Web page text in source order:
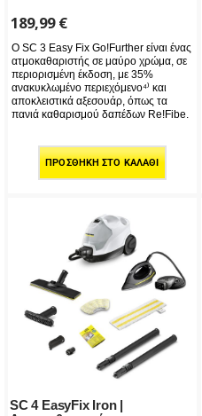
189,99€
Ο SC 3 Easy Fix Go!Further είναι ένας
ατμοκαθαριστής σε μαύρο χρώμα, σε
περιορισμένη έκδοση, με 35%
ανακυκλωμένο περιεχόμενο⁴⁾ και
αποκλειστικά αξεσουάρ, όπως τα
πανιά καθαρισμού δαπέδων Re!Fibe.
ΠΡΟΣΘΉΚΗ ΣΤΟ ΚΑΛΆΘΙ
SC 4 EasyFix Iron |